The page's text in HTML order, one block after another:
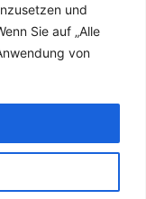
und
Sie auf „Alle
von